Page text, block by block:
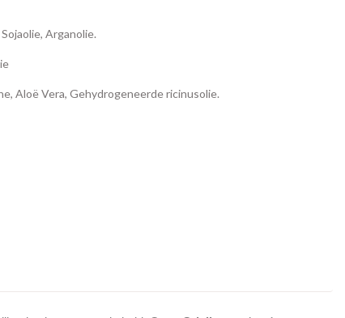
Arganolie.
Aloë Vera, Gehydrogeneerde ricinusolie.